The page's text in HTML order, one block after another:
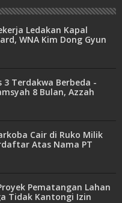
Ledakan Kapal
WNA Kim Dong Gyun
6 Bulan
3 Terdakwa Berbeda -
8 Bulan, Azzah
2 Tahun 6 Bulan
Cair di Ruko Milik
Atas Nama PT
Pematangan Lahan
Tidak Kantongi Izin